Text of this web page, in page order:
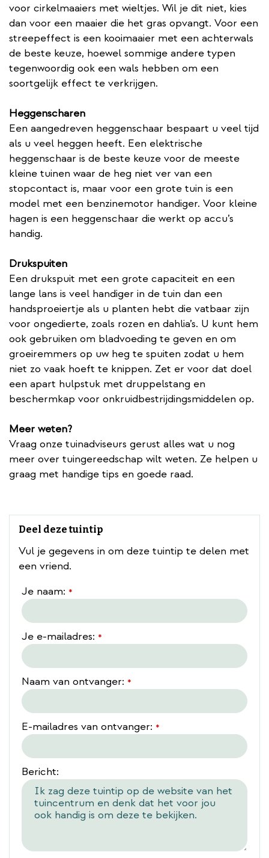
voor cirkelmaaiers met wieltjes. Wil je dit niet, kies
dan voor een maaier die het gras opvangt. Voor een
streepeffect is een kooimaaier met een achterwals
de beste keuze, hoewel sommige andere typen
tegenwoordig ook een wals hebben om een
soortgelijk effect te verkrijgen.
Heggenscharen
Een aangedreven heggenschaar bespaart u veel tijd
als u veel heggen heeft. Een elektrische
heggenschaar is de beste keuze voor de meeste
kleine tuinen waar de heg niet ver van een
stopcontact is, maar voor een grote tuin is een
model met een benzinemotor handiger. Voor kleine
hagen is een heggenschaar die werkt op accu’s
handig.
Drukspuiten
Een drukspuit met een grote capaciteit en een
lange lans is veel handiger in de tuin dan een
handsproeiertje als u planten hebt die vatbaar zijn
voor ongedierte, zoals rozen en dahlia’s. U kunt hem
ook gebruiken om bladvoeding te geven en om
groeiremmers op uw heg te spuiten zodat u hem
niet zo vaak hoeft te knippen. Zet er voor dat doel
een apart hulpstuk met druppelstang en
beschermkap voor onkruidbestrijdingsmiddelen op.
Meer weten?
Vraag onze tuinadviseurs gerust alles wat u nog
meer over tuingereedschap wilt weten. Ze helpen u
graag met handige tips en goede raad.
Deel deze tuintip
Vul je gegevens in om deze tuintip te delen met
een vriend.
Je naam: *
Je e-mailadres: *
Naam van ontvanger: *
E-mailadres van ontvanger: *
Bericht: